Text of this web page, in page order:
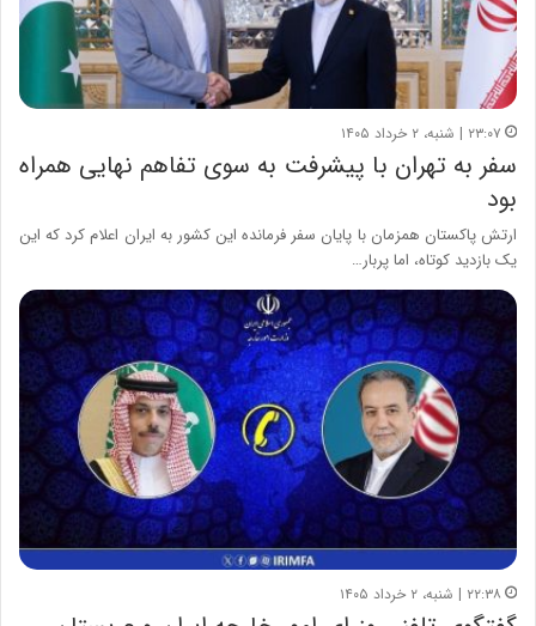
۲۳:۰۷ | شنبه، ۲ خرداد ۱۴۰۵
سفر به تهران با پیشرفت به سوی تفاهم نهایی همراه
بود
ارتش پاکستان همزمان با پایان سفر فرمانده این کشور به ایران اعلام کرد که این
یک بازدید کوتاه، اما پربار…
۲۲:۳۸ | شنبه، ۲ خرداد ۱۴۰۵